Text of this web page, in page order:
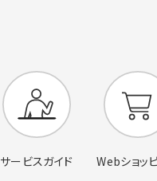
サービスガイド Webショッ